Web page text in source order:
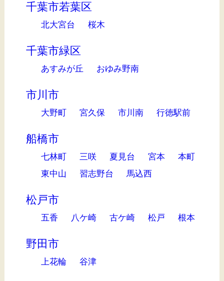
千葉市若葉区
北大宮台 桜木
千葉市緑区
あすみが丘 おゆみ野南
市川市
大野町 宮久保 市川南 行徳駅前
船橋市
七林町 三咲 夏見台 宮本
本町
東中山
習志野台 馬込西
松戸市
五香 八ケ崎 古ケ崎 松戸 根本
野田市
上花輪 谷津